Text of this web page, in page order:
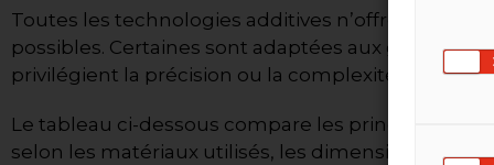
Toutes les technologies additives n’offrent pas
possibles. Certaines sont adaptées aux grandes
privilégient la précision ou la complexité
Le tableau ci-dessous compare les principales
selon les matériaux utilisés, les dimensions